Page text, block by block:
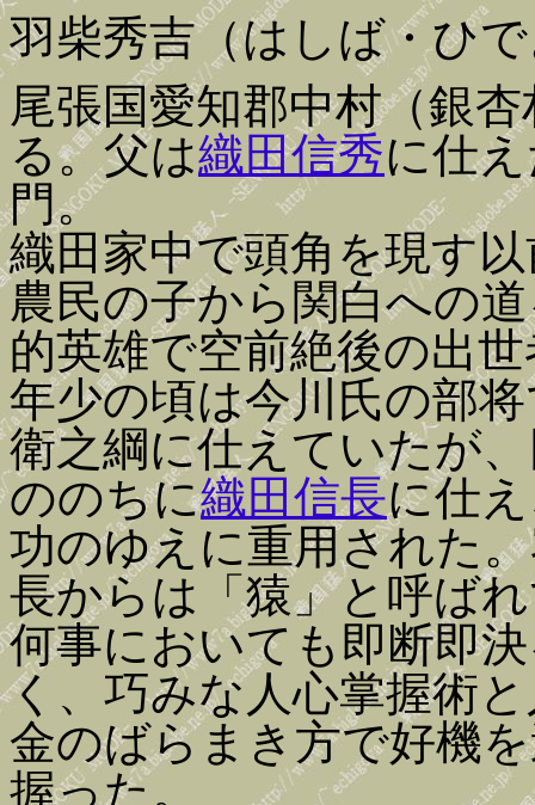
羽柴秀吉（はしば・ひ
尾張国愛知郡中村（銀
る。父は織田信秀に仕
門。
織田家中で頭角を現す
農民の子から関白への
的英雄で空前絶後の出
年少の頃は今川氏の部
衛之綱に仕えていたが
ののちに織田信長に仕
功のゆえに重用された
長からは「猿」と呼ば
何事においても即断即
く、巧みな人心掌握術
金のばらまき方で好機
握った。